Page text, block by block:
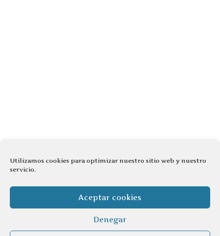
Utilizamos cookies para optimizar nuestro sitio web y nuestro
servicio.
Aceptar cookies
Denegar